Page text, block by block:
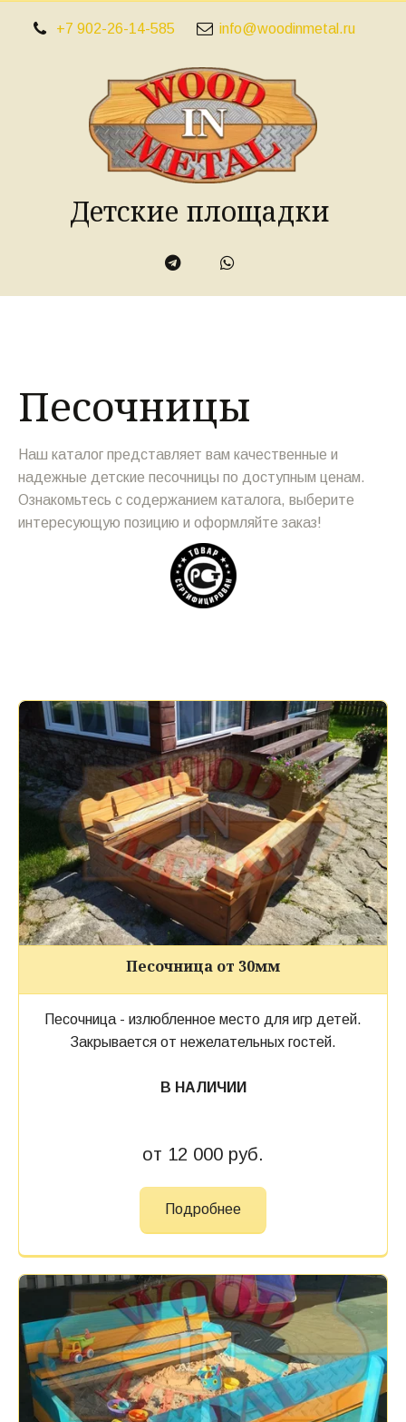
+7 902-26-14-585 info@woodinmetal.ru
Детские площадки
Песочницы
Наш каталог представляет вам качественные и
надежные детские песочницы по доступным ценам.
Ознакомьтесь с содержанием каталога, выберите
интересующую позицию и оформляйте заказ!
Песочница от 30мм
Песочница - излюбленное место для игр детей.
Закрывается от нежелательных гостей.
В НАЛИЧИИ
от 12 000 руб.
Подробнее